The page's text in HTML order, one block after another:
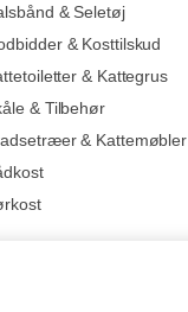
& Seletøj
& Kosttilskud
& Kattegrus
& Tilbehør
& Kattemøbler